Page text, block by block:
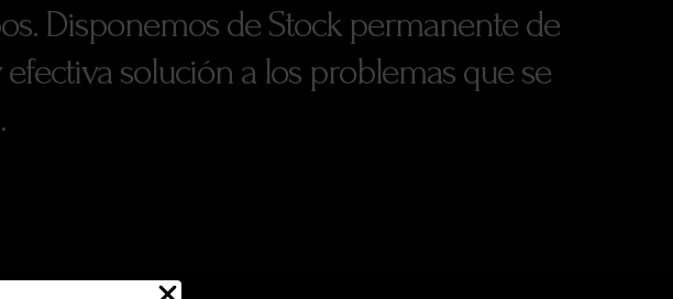
Disponemos de Stock permanente de
solución a los problemas que se